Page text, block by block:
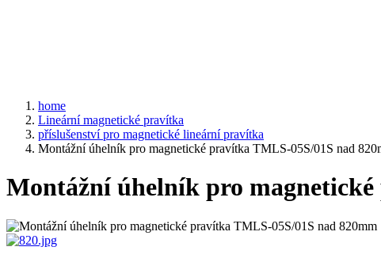
home
Lineární magnetické pravítka
příslušenství pro magnetické lineární pravítka
Montážní úhelník pro magnetické pravítka TMLS-05S/01S nad
Montážní úhelník pro